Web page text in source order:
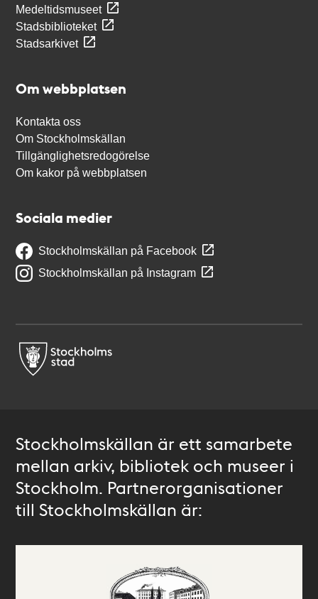
Medeltidsmuseet
Stadsbiblioteket
Stadsarkivet
Om webbplatsen
Kontakta oss
Om Stockholmskällan
Tillgänglighetsredogörelse
Om kakor på webbplatsen
Sociala medier
Stockholmskällan på Facebook
Stockholmskällan på Instagram
Stockholmskällan är ett samarbete
mellan arkiv, bibliotek och museer i
Stockholm. Partnerorganisationer
till Stockholmskällan är: